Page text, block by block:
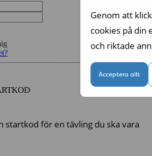
startkod för en tävling du ska vara
Genom att
cookies på din
och riktade
Acceptera allt